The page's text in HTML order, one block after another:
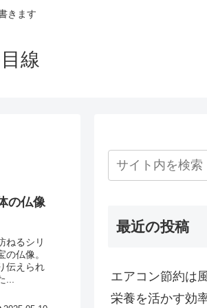
きます
線
の仏像
ねるシリ
仏像。
伝えられ
最近の投稿
エアコン節約は
栄養を活かす効